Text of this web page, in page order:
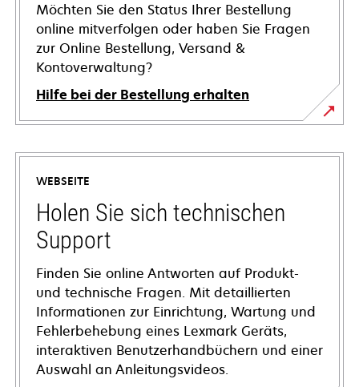
Möchten Sie den Status Ihrer Bestellung
online mitverfolgen oder haben Sie Fragen
zur Online Bestellung, Versand &
Kontoverwaltung?
Hilfe bei der Bestellung erhalten
WEBSEITE
Holen Sie sich technischen
Support
Finden Sie online Antworten auf Produkt-
und technische Fragen. Mit detaillierten
Informationen zur Einrichtung, Wartung und
Fehlerbehebung eines Lexmark Geräts,
interaktiven Benutzerhandbüchern und einer
Auswahl an Anleitungsvideos.